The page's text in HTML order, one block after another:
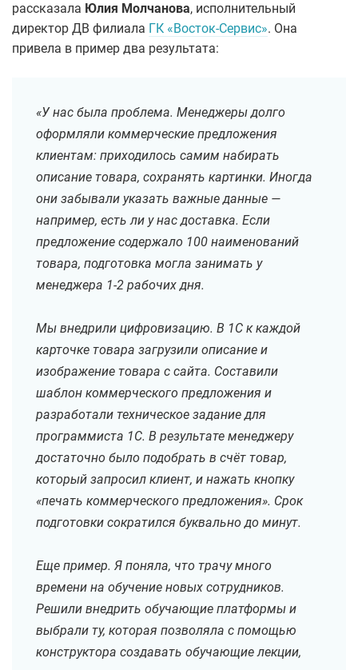
рассказала Юлия Молчанова, исполнительный
директор ДВ филиала ГК «Восток-Сервис». Она
привела в пример два результата:
«У нас была проблема. Менеджеры долго
оформляли коммерческие предложения
клиентам: приходилось самим набирать
описание товара, сохранять картинки. Иногда
они забывали указать важные данные —
например, есть ли у нас доставка. Если
предложение содержало 100 наименований
товара, подготовка могла занимать у
менеджера 1-2 рабочих дня.
Мы внедрили цифровизацию. В 1С к каждой
карточке товара загрузили описание и
изображение товара с сайта. Составили
шаблон коммерческого предложения и
разработали техническое задание для
программиста 1С. В результате менеджеру
достаточно было подобрать в счёт товар,
который запросил клиент, и нажать кнопку
«печать коммерческого предложения». Срок
подготовки сократился буквально до минут.
Еще пример. Я поняла, что трачу много
времени на обучение новых сотрудников.
Решили внедрить обучающие платформы и
выбрали ту, которая позволяла с помощью
конструктора создавать обучающие лекции,